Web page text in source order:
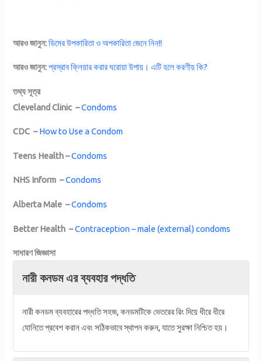
আরও জানুন:ডিমের উপকারিতা ও অপকারিতা জেনে নিন!!
আরও জানুন:প্রস্রাব ক্লিয়ার করার ঘরোয়া উপায়। এটি হলে করণীয় কি?
তথ্য সূত্র
Cleveland Clinic –Condoms
CDC – How to Use a Condom
Teens Health –Condoms
NHS Inform –Condoms
Alberta Male –Condoms
Better Health –Contraception – male (external) condoms
সাধারণ জিজ্ঞাসা
নারী কনডম এর ব্যবহার পদ্ধতি
নারী কনডম ব্যবহারের পদ্ধতি সহজ, কনডমটিকে ভেতরের রিং দিয়ে ধীরে ধীরে
যোনিতে প্রবেশ করান এবং সঠিকভাবে স্থাপন করুন, যাতে সুরক্ষা নিশ্চিত হয়।